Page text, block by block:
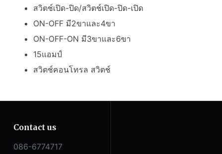
สวิตช์เปิด-ปิด/สวิตช์เปิด-ปิด-เปิด
ON-OFF มี2ขาและ4ขา
ON-OFF-ON มี3ขาและ6ขา
15แอมป์
สวิตช์คอนโทรล สวิตช์
Contact us
086-6774717